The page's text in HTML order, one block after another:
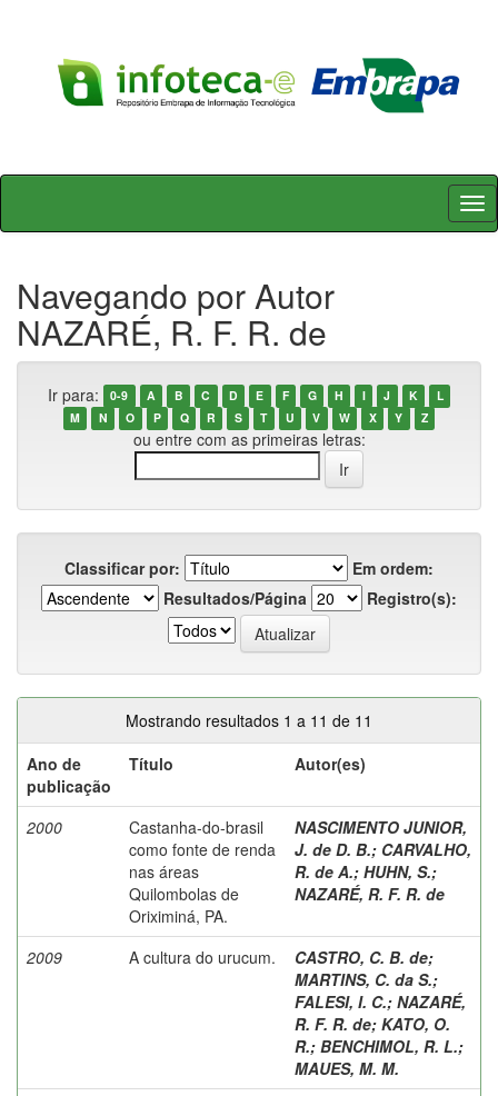
Skip
Navegando por Autor
NAZARÉ, R. F. R. de
Ir para: 0-9 A B C D E F G H I J K
L
M
N O P Q R S T U V W X Y Z
ou entre com as primeiras letras:
Classificar por:
Em ordem:
Resultados/Página
Registro(s):
Mostrando resultados 1 a 11 de 11
Ano de
publicação
Título Autor(es)
2000
Castanha-do-brasil
como fonte de renda
nas áreas
Quilombolas de
Oriximiná, PA.
NASCIMENTO JUNIOR,
J. de D. B.; CARVALHO,
R. de A.; HUHN, S.;
NAZARÉ, R. F. R. de
2009 A cultura do urucum. CASTRO, C. B. de;
MARTINS, C. da S.;
FALESI, I. C.; NAZARÉ,
R. F. R. de; KATO, O.
R.; BENCHIMOL, R. L.;
MAUES, M. M.